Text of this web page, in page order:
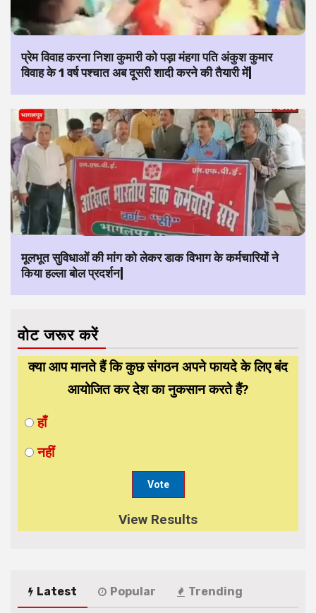
प्रेम विवाह करना निशा कुमारी को पड़ा मंहगा पति अंकुश कुमार
विवाह के 1 वर्ष पश्चात अब दूसरी शादी करने की तैयारी में|
मूलभूत सुविधाओं की मांग को लेकर डाक विभाग के कर्मचारियों ने
किया हल्ला बोल प्रदर्शन|
वोट जरूर करें
क्या आप मानते हैं कि कुछ संगठन अपने फायदे के लिए बंद
आयोजित कर देश का नुकसान करते हैं?
हाँ
नहीं
View Results
Latest Popular Trending